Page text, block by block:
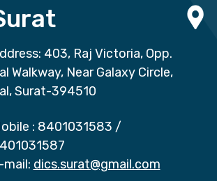
403, Raj Victoria, Opp.
Walkway, Near Galaxy Circle,
Surat-394510
: 8401031583 /
mail: dics.surat@gmail.com